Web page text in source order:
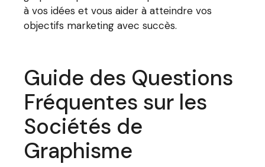
à vos idées et vous aider à atteindre vos
objectifs marketing avec succès.
Guide des Questions
Fréquentes sur les
Sociétés de
Graphisme